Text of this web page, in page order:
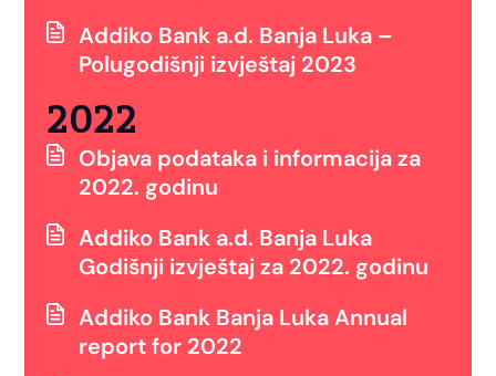
Addiko Bank a.d. Banja Luka –
Polugodišnji izvještaj 2023
2022
Objava podataka i informacija za
2022. godinu
Addiko Bank a.d. Banja Luka
Godišnji izvještaj za 2022. godinu
Addiko Bank Banja Luka Annual
report for 2022